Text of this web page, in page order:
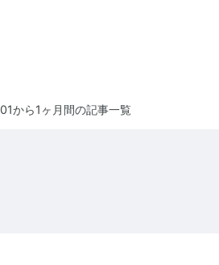
から1ヶ月間の記事一覧